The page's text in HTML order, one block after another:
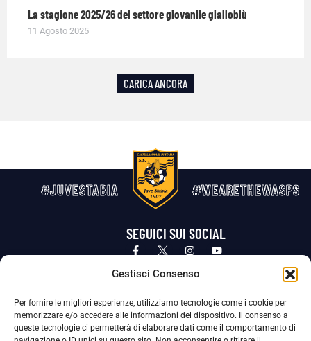
Gestisci Consenso
Per fornire le migliori esperienze, utilizziamo tecnologie come i cookie per
memorizzare e/o accedere alle informazioni del dispositivo. Il consenso a
queste tecnologie ci permetterà di elaborare dati come il comportamento di
La stagione 2025/26 del settore giovanile gialloblù
11 Agosto 2025
CARICA ANCORA
#JUVESTABIA #WEARETHEWASPS
SEGUICI SUI SOCIAL
Privacy Policy Cookie Policy
La Società ha nominato il Responsabile della Protezione dei Dati Personali (DPO), figura specializzata che vigila sulle modalità
adottate dalla nostra Società per tutelare i Suoi dati personali.